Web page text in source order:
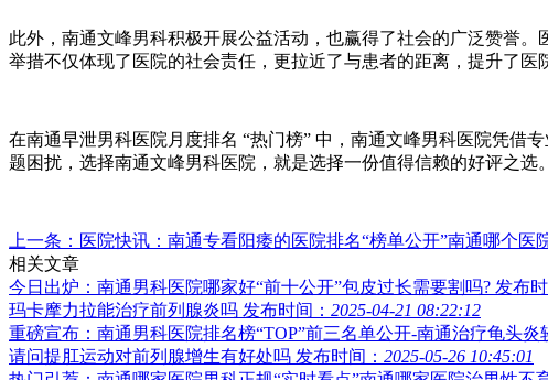
此外，南通文峰男科积极开展公益活动，也赢得了社会的广泛赞誉
举措不仅体现了医院的社会责任，更拉近了与患者的距离，提升了医
在南通早泄男科医院月度排名 “热门榜” 中，南通文峰男科医院凭借
题困扰，选择南通文峰男科医院，就是选择一份值得信赖的好评之选。
上一条：医院快讯：南通专看阳痿的医院排名“榜单公开”南通哪个医院
相关文章
今日出炉：南通男科医院哪家好“前十公开”包皮过长需要割吗? 发布时
玛卡摩力拉能治疗前列腺炎吗 发布时间： 2025-04-21 08:22:12
重磅宣布：南通男科医院排名榜“TOP”前三名单公开-南通治疗龟头炎
请问提肛运动对前列腺增生有好处吗 发布时间： 2025-05-26 10:45:01